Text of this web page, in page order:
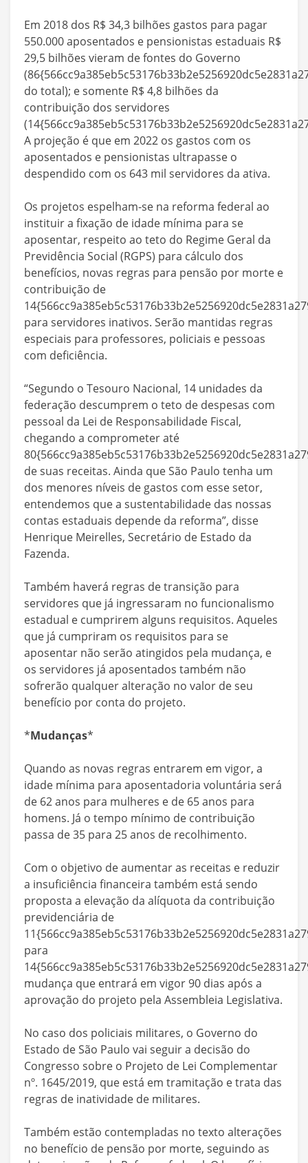
Em 2018 dos R$ 34,3 bilhões gastos para pagar
550.000 aposentados e pensionistas estaduais R$
29,5 bilhões vieram de fontes do Governo
do total); e somente R$ 4,8 bilhões da
contribuição dos servidores
A projeção é que em 2022 os gastos com os
aposentados e pensionistas ultrapasse o
despendido com os 643 mil servidores da ativa.
Os projetos espelham-se na reforma federal ao
instituir a fixação de idade mínima para se
aposentar, respeito ao teto do Regime Geral da
Previdência Social (RGPS) para cálculo dos
benefícios, novas regras para pensão por morte e
contribuição de
para servidores inativos. Serão mantidas regras
especiais para professores, policiais e pessoas
com deficiência.
“Segundo o Tesouro Nacional, 14 unidades da
federação descumprem o teto de despesas com
pessoal da Lei de Responsabilidade Fiscal,
chegando a comprometer até
de suas receitas. Ainda que São Paulo tenha um
dos menores níveis de gastos com esse setor,
entendemos que a sustentabilidade das nossas
contas estaduais depende da reforma”, disse
Henrique Meirelles, Secretário de Estado da
Fazenda.
Também haverá regras de transição para
servidores que já ingressaram no funcionalismo
estadual e cumprirem alguns requisitos. Aqueles
que já cumpriram os requisitos para se
aposentar não serão atingidos pela mudança, e
os servidores já aposentados também não
sofrerão qualquer alteração no valor de seu
benefício por conta do projeto.
*Mudanças*
Quando as novas regras entrarem em vigor, a
idade mínima para aposentadoria voluntária será
de 62 anos para mulheres e de 65 anos para
homens. Já o tempo mínimo de contribuição
passa de 35 para 25 anos de recolhimento.
Com o objetivo de aumentar as receitas e reduzir
a insuficiência financeira também está sendo
proposta a elevação da alíquota da contribuição
previdenciária de
para
mudança que entrará em vigor 90 dias após a
aprovação do projeto pela Assembleia Legislativa.
No caso dos policiais militares, o Governo do
Estado de São Paulo vai seguir a decisão do
Congresso sobre o Projeto de Lei Complementar
nº. 1645/2019, que está em tramitação e trata das
regras de inatividade de militares.
Também estão contempladas no texto alterações
no benefício de pensão por morte, seguindo as